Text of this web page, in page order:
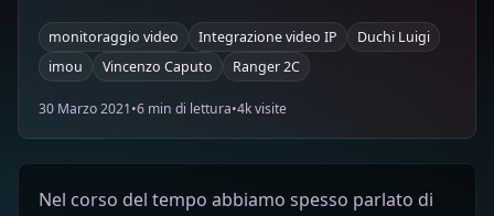
monitoraggio video Integrazione video IP
Duchi Luigi
imou
Vincenzo Caputo Ranger 2C
30 Marzo 2021•6 min di lettura•4k visite
Nel corso del tempo abbiamo spesso parlato di